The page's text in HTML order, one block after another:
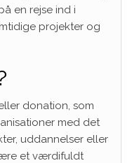
en rejse ind i
projekter og
donation, som
med det
uddannelser eller
et værdifuldt